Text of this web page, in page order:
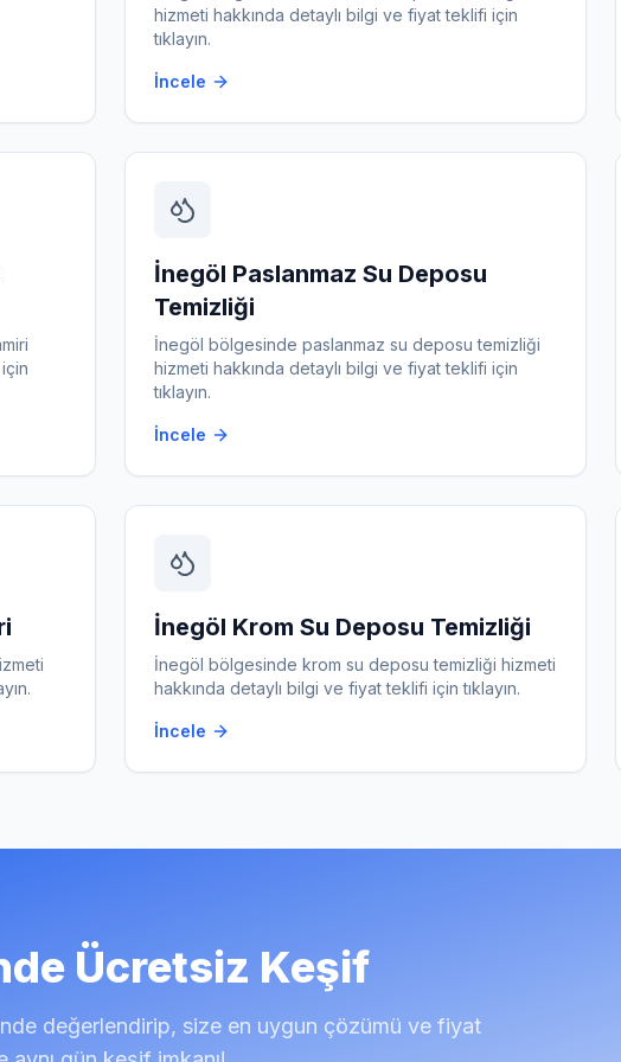
hizmeti hakkında detaylı bilgi ve fiyat teklifi için
tıklayın.
İncele
İnegöl Paslanmaz Su Deposu
Temizliği
İnegöl bölgesindepaslanmaz su deposu temizliği
hizmeti hakkında detaylı bilgi ve fiyat teklifi için
tıklayın.
İncele
İnegöl Krom Su Deposu Temizliği
İnegöl bölgesindekrom su deposu temizliği hizmeti
hakkında detaylı bilgi ve fiyat teklifi için tıklayın.
İncele
Ücretsiz Keşif
değerlendirip, size en uygun çözümü ve fiyat